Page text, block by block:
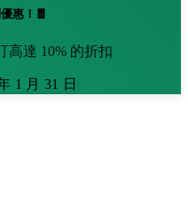
惠！🧧
高達 10% 的折扣
1 月 31 日